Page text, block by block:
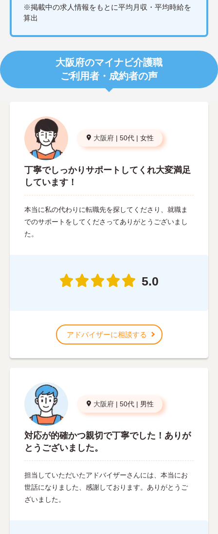
※掲載中の求人情報をもとに平均月収・平均時給を
算出
大阪府のマイナビ介護職
ご利用者・成約者の声
大阪府 | 50代 | 女性
丁寧でしっかりサポートしてくれ大変満足
しています！
本当に私の代わりに転職先を探してくださり、就職ま
でのサポートをしてくださってありがとうございまし
た。
5.0
アドバイザーに相談する
大阪府 | 50代 | 男性
対応が的確かつ親切で丁寧でした！ありが
とうございました。
担当していただいたアドバイザーさんには、本当にお
世話になりました、感謝しております。ありがとうご
ざいました。